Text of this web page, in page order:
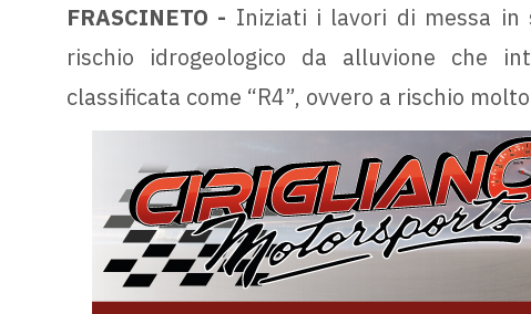
FRASCINETO - Iniziati i lavori di messa in
rischio idrogeologico da alluvione che
classificata come “R4”, ovvero a rischio